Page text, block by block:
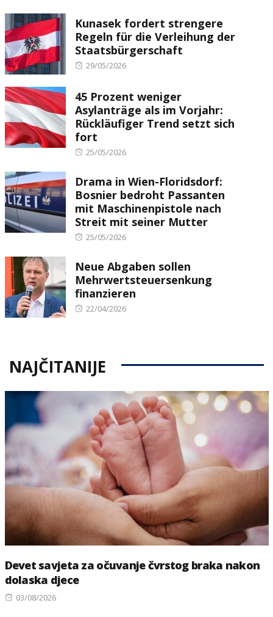
Kunasek fordert strengere
Regeln für die Verleihung der
Staatsbürgerschaft
Posted
29/05/2026
45 Prozent weniger
Asylanträge als im Vorjahr:
Rückläufiger Trend setzt sich
fort
Posted
25/05/2026
Drama in Wien-Floridsdorf:
Bosnier bedroht Passanten
mit Maschinenpistole nach
Streit mit seiner Mutter
Posted
25/05/2026
Neue Abgaben sollen
Mehrwertsteuersenkung
finanzieren
Posted
22/04/2026
NAJČITANIJE
Devet savjeta za očuvanje čvrstog braka nakon
dolaska djece
Posted
03/08/2026